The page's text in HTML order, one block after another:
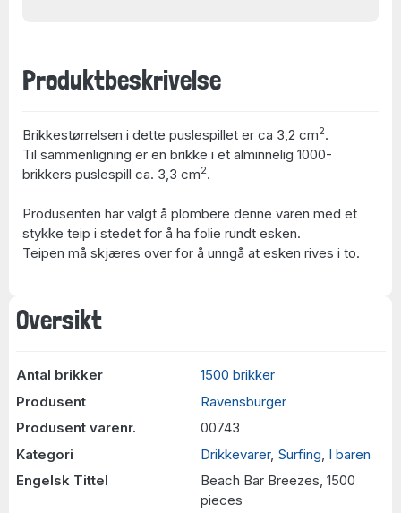
Oversikt
Antal brikker
1500 brikker
Produsent
Ravensburger
Produsent varenr.
00743
Kategori
Drikkevarer, Surfing I baren
Engelsk Tittel
Beach Bar Breezes, 1500
pieces
Produktbeskrivelse
Brikkestørrelsen i dette puslespillet er ca 3,2 cm2.
Til sammenligning er en brikke i et alminnelig 1000-
brikkers puslespill ca. 3,3 cm2.
Produsenten har valgt å plombere denne varen med et
stykke teip i stedet for å ha folie rundt esken.
Teipen må skjæres over for å unngå at esken rives i to.